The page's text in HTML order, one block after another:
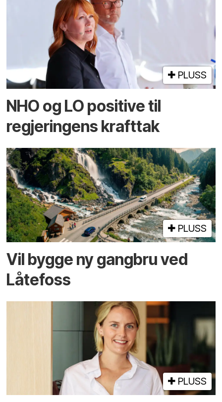
PLUSS
NHO og LO positive til
regjeringens krafttak
PLUSS
Vil bygge ny gangbru ved
Låtefoss
PLUSS